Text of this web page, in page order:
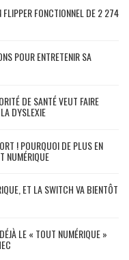
FONCTIONNEL DE 2 274
POUR ENTRETENIR SA
DE SANTÉ VEUT FAIRE
DYSLEXIE
! POURQUOI DE PLUS EN
NUMÉRIQUE
ET LA SWITCH VA BIENTÔT
LE « TOUT NUMÉRIQUE »